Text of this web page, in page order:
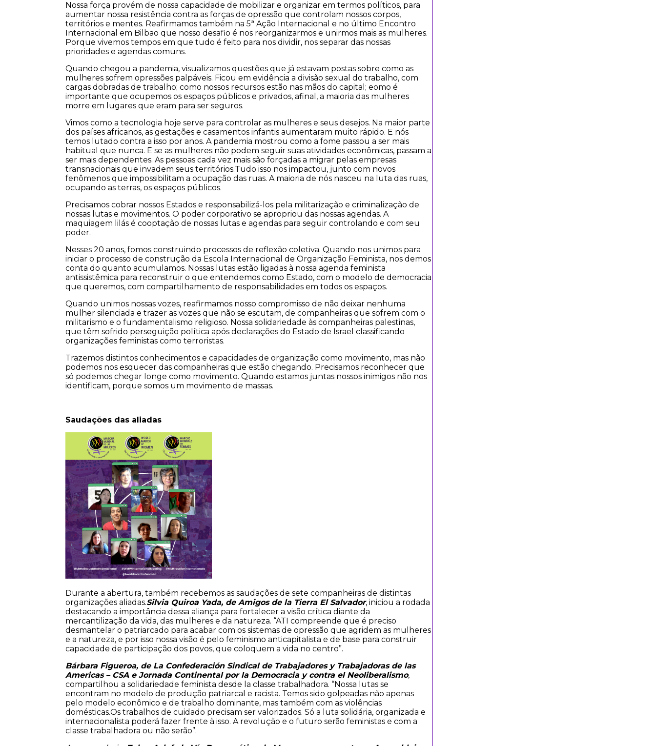
Nossa força provém de nossa capacidade de mobilizar e organizar em termos políticos, para
aumentar nossa resistência contra as forças de opressão que controlam nossos corpos,
territórios e mentes. Reafirmamos também na 5ª Ação Internacional e no último Encontro
Internacional em Bilbao que nosso desafio é nos reorganizarmos e unirmos mais as mulheres.
Porque vivemos tempos em que tudo é feito para nos dividir, nos separar das nossas
prioridades e agendas comuns.
Quando chegou a pandemia, visualizamos questões que já estavam postas sobre como as
mulheres sofrem opressões palpáveis. Ficou em evidência a divisão sexual do trabalho, com
cargas dobradas de trabalho; como nossos recursos estão nas mãos do capital; eomo é
importante que ocupemos os espaços públicos e privados, afinal, a maioria das mulheres
morre em lugares que eram para ser seguros.
Vimos como a tecnologia hoje serve para controlar as mulheres e seus desejos. Na maior parte
dos países africanos, as gestações e casamentos infantis aumentaram muito rápido. E nós
temos lutado contra a isso por anos. A pandemia mostrou como a fome passou a ser mais
habitual que nunca. E se as mulheres não podem seguir suas atividades econômicas, passam a
ser mais dependentes. As pessoas cada vez mais são forçadas a migrar pelas empresas
transnacionais que invadem seus territórios.Tudo isso nos impactou, junto com novos
fenômenos que impossibilitam a ocupação das ruas. A maioria de nós nasceu na luta das ruas,
ocupando as terras, os espaços públicos.
Precisamos cobrar nossos Estados e responsabilizá-los pela militarização e criminalização de
nossas lutas e movimentos. O poder corporativo se apropriou das nossas agendas. A
maquiagem lilás é cooptação de nossas lutas e agendas para seguir controlando e com seu
poder.
Nesses 20 anos, fomos construindo processos de reflexão coletiva. Quando nos unimos para
iniciar o processo de construção da Escola Internacional de Organização Feminista, nos demos
conta do quanto acumulamos. Nossas lutas estão ligadas à nossa agenda feminista
antissistêmica para reconstruir o que entendemos como Estado, com o modelo de democracia
que queremos, com compartilhamento de responsabilidades em todos os espaços.
Quando unimos nossas vozes, reafirmamos nosso compromisso de não deixar nenhuma
mulher silenciada e trazer as vozes que não se escutam, de companheiras que sofrem com o
militarismo e o fundamentalismo religioso. Nossa solidariedade às companheiras palestinas,
que têm sofrido perseguição política após declarações do Estado de Israel classificando
organizações feministas como terroristas.
Trazemos distintos conhecimentos e capacidades de organização como movimento, mas não
podemos nos esquecer das companheiras que estão chegando. Precisamos reconhecer que
só podemos chegar longe como movimento. Quando estamos juntas nossos inimigos não nos
identificam, porque somos um movimento de massas.
Saudações das aliadas
Durante a abertura, também recebemos as saudações de sete companheiras de distintas
organizações aliadas.Silvia Quiroa Yada, de Amigos de la Tierra El Salvador, iniciou a rodada
destacando a importância dessa aliança para fortalecer a visão crítica diante da
mercantilização da vida, das mulheres e da natureza. “ATI compreende que é preciso
desmantelar o patriarcado para acabar com os sistemas de opressão que agridem as mulheres
e a natureza, e por isso nossa visão é pelo feminismo anticapitalista e de base para construir
capacidade de participação dos povos, que coloquem a vida no centro”.
Bárbara Figueroa, de La Confederación Sindical de Trabajadores y Trabajadoras de las
Americas– CSA eJornada Continental por la Democracia y contra el Neoliberalismo,
compartilhou a solidariedade feminista desde la classe trabalhadora. “Nossa lutas se
encontram no modelo de produção patriarcal e racista. Temos sido golpeadas não apenas
pelo modelo econômico e de trabalho dominante, mas também com as violências
domésticas.Os trabalhos de cuidado precisam ser valorizados. Só a luta solidária, organizada e
internacionalista poderá fazer frente à isso. A revolução e o futuro serão feministas e com a
classe trabalhadora ou não serão”.